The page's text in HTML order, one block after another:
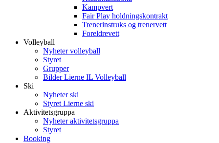
Kampvert
Fair Play holdningskontrakt
Trenerinstruks og trenervett
Foreldrevett
Volleyball
Nyheter volleyball
Styret
Grupper
Bilder Lierne IL Volleyball
Ski
Nyheter ski
Styret Lierne ski
Aktivitetsgruppa
Nyheter aktivitetsgruppa
Styret
Booking